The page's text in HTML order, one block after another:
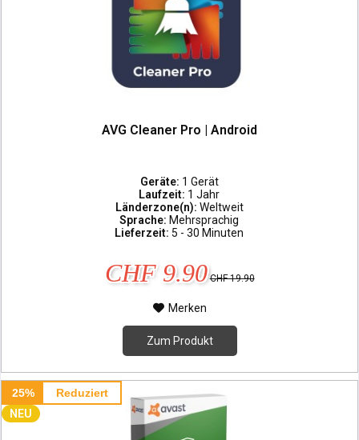
AVG Cleaner Pro | Android
Geräte: 1 Gerät
Laufzeit: 1 Jahr
Länderzone(n): Weltweit
Sprache: Mehrsprachig
Lieferzeit: 5 - 30 Minuten
CHF 9.90 CHF 19.90
Merken
Zum Produkt
25%
Reduziert
NEU